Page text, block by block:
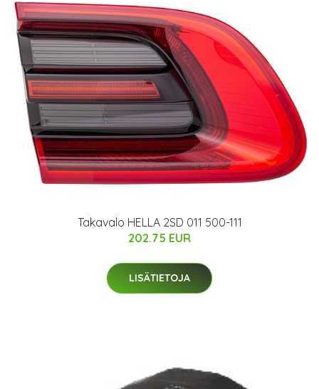
Takavalo HELLA 2SD 011 500-111
202.75 EUR
LISÄTIETOJA